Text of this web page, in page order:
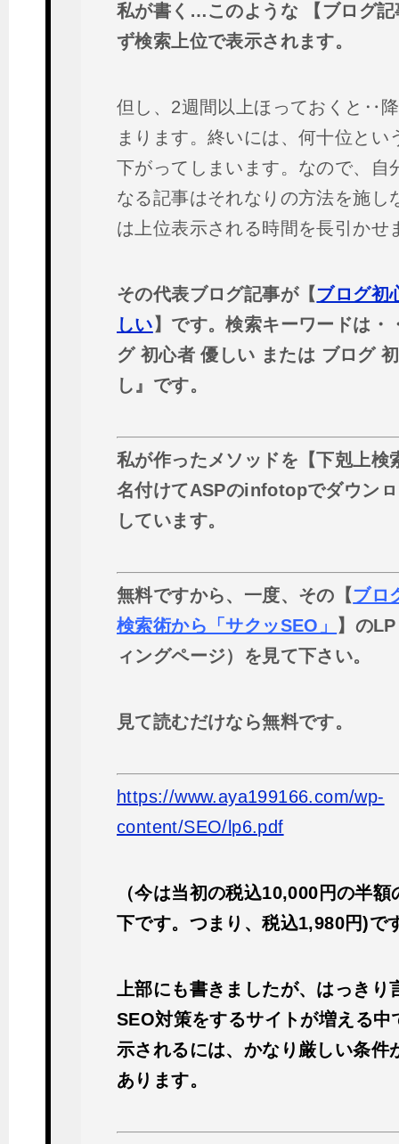
私が書く…このような 【ブログ記
ず検索上位で表示されます。
但し、2週間以上ほっておくと‥
まります。終いには、何十位とい
下がってしまいます。なので、自
なる記事はそれなりの方法を施し
は上位表示される時間を長引かせ
その代表ブログ記事が【ブログ初
しい】です。検索キーワードは・
グ 初心者 優しい または ブログ
し』です。
私が作ったメソッドを【下剋上検
名付けてASPのinfotopでダウン
しています。
無料ですから、一度、その【ブロ
検索術から「サクッSEO」
】の
ィングページ）を見て下さい。
見て読むだけなら無料です。
https://www.aya199166.com/wp-
content/SEO/lp6.pdf
（今は当初の税込10,000円の半額
下です。つまり、税込1,980円)で
上部にも書きましたが、はっきり
SEO対策をするサイトが増える中
示されるには、かなり厳しい条件
あります。